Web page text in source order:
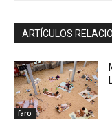
ARTÍCULOS
faro